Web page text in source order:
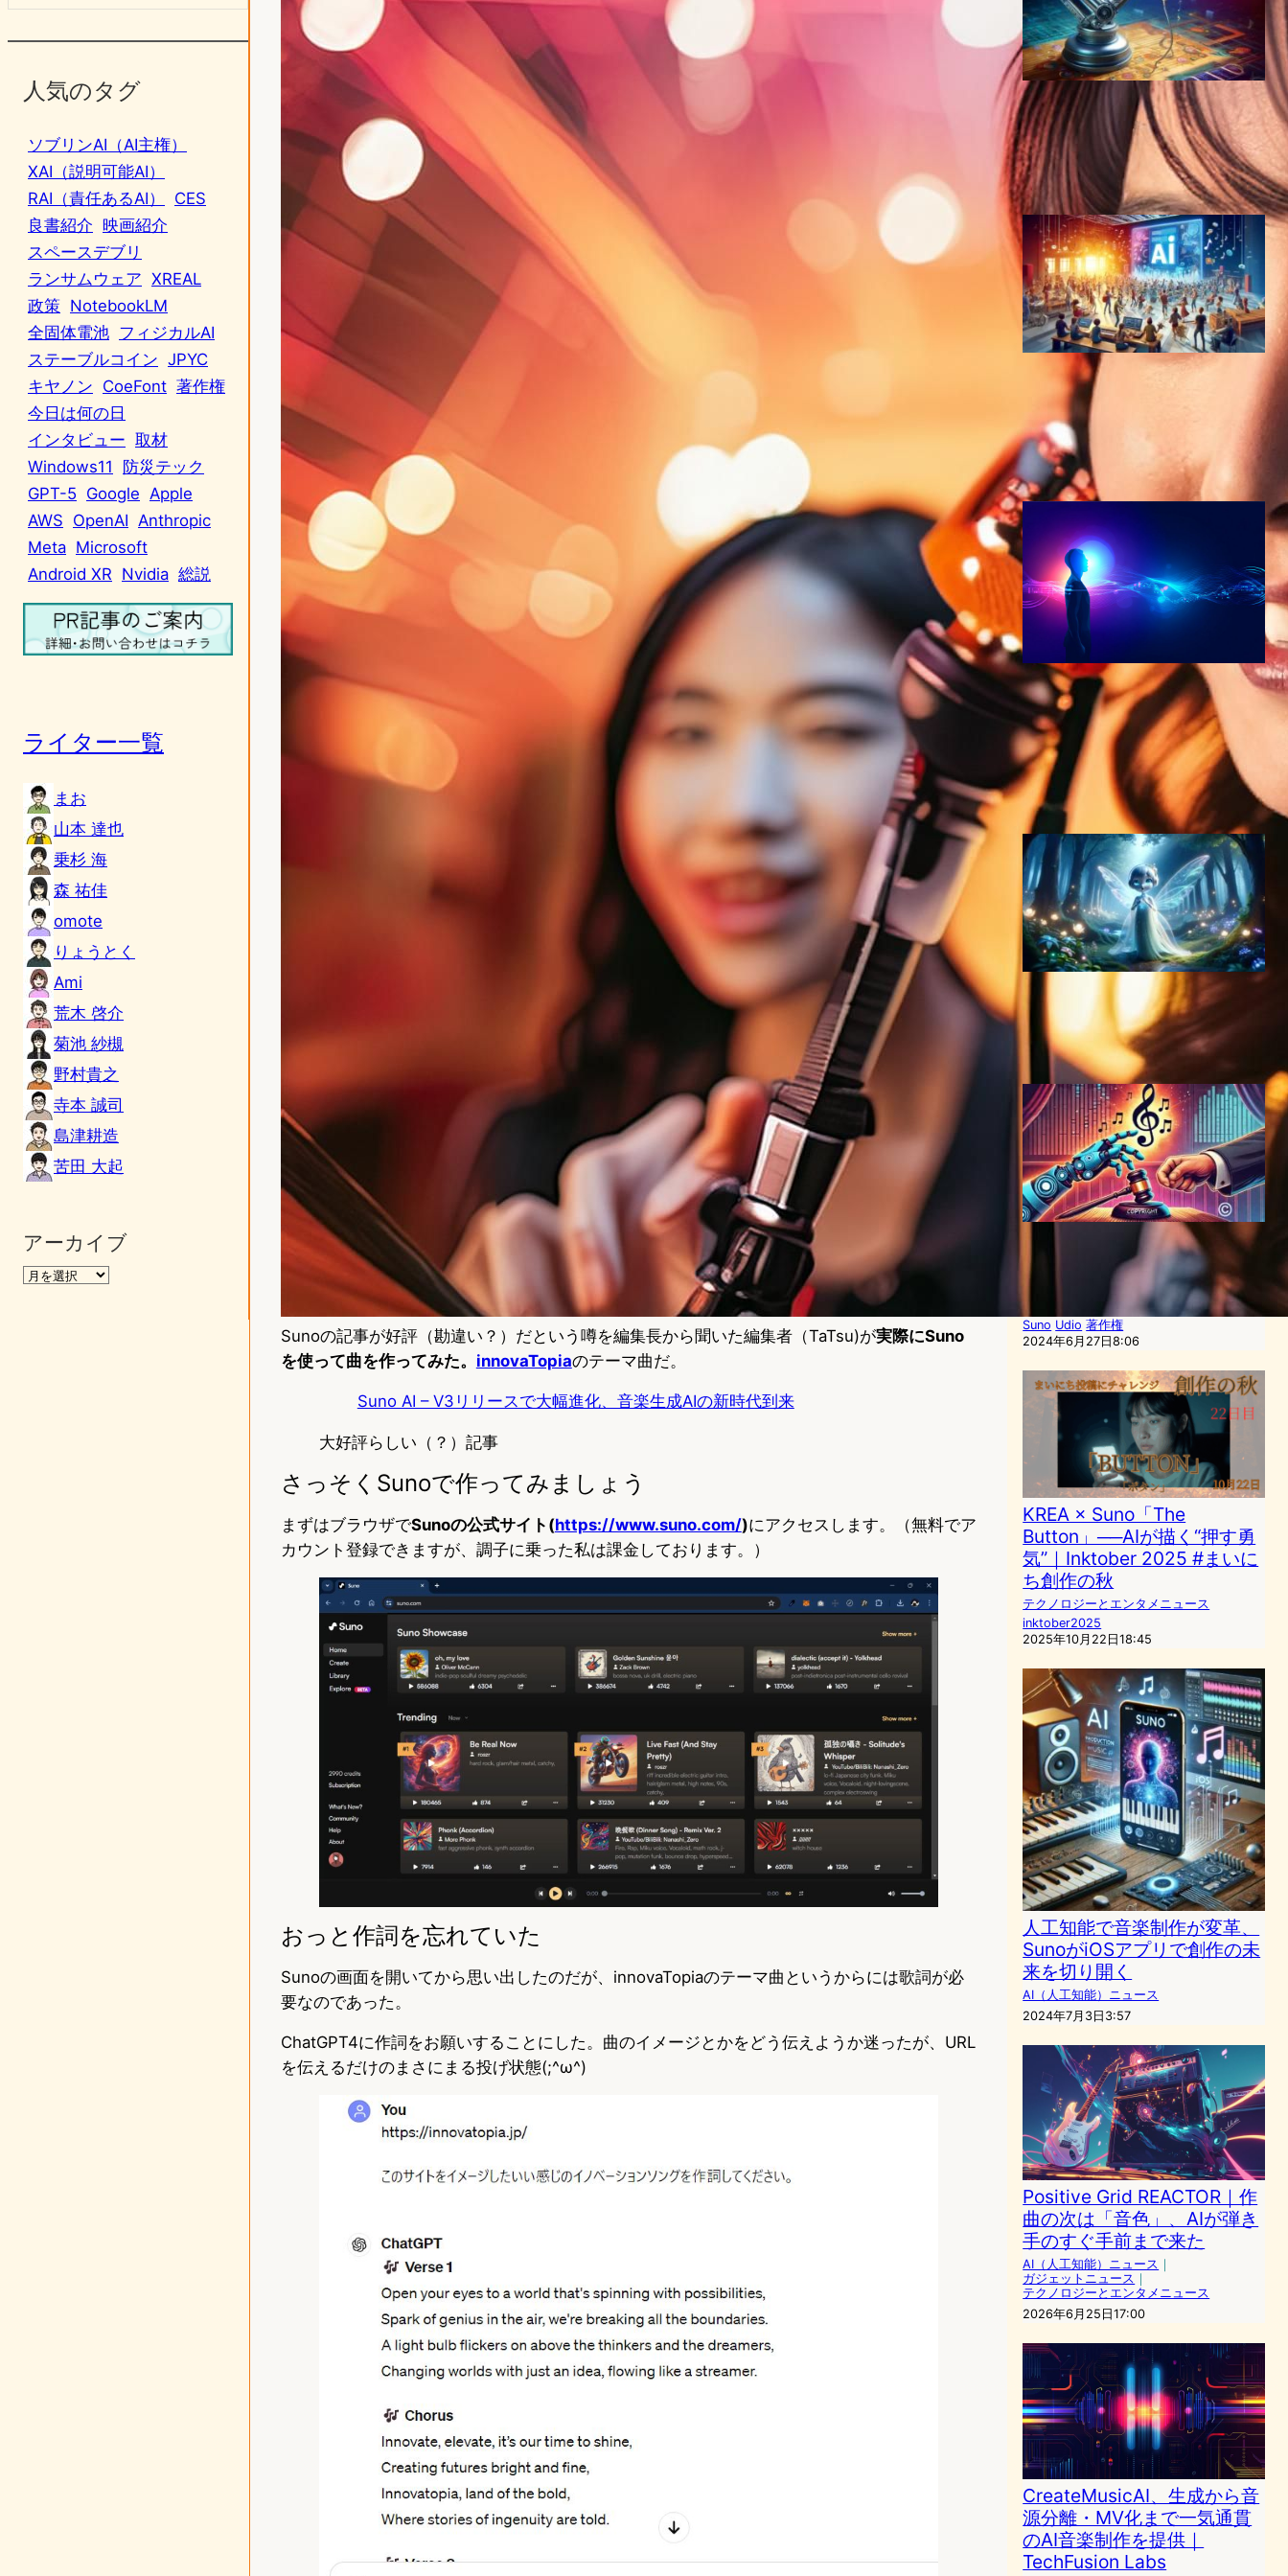
人気のタグ
ソブリンAI（AI主権）
XAI（説明可能AI）
RAI（責任あるAI）
CES
良書紹介 映画紹介
スペースデブリ
ランサムウェア XREAL
政策 NotebookLM
全固体電池 フィジカルAI
ステーブルコイン JPYC
キヤノン CoeFont 著作権
今日は何の日
インタビュー 取材
Windows11
防災テック
GPT-5 Google Apple
AWS OpenAI Anthropic
Meta Microsoft
Android XR Nvidia 総説
ライター一覧
まお
山本 達也
乗杉 海
森 祐佳
omote
りょうとく
Ami
荒木 啓介
菊池 紗槻
野村貴之
寺本 誠司
島津耕造
苦田 大起
アーカイブ
Sunoの記事が好評（勘違い？）だという噂を編集長から聞いた編集者（TaTsu)が実際にSuno
を使って曲を作ってみた。 innovaTopiaのテーマ曲だ。
Suno AI – V3リリースで大幅進化、音楽生成AIの新時代到来
大好評らしい（？）記事
さっそくSunoで作ってみましょう
まずはブラウザでSunoの公式サイト(https://www.suno.com/)にアクセスします。（無料でア
カウント登録できますが、調子に乗った私は課金しております。）
おっと作詞を忘れていた
Sunoの画面を開いてから思い出したのだが、innovaTopiaのテーマ曲というからには歌詞が必
要なのであった。
ChatGPT4に作詞をお願いすることにした。曲のイメージとかをどう伝えようか迷ったが、URL
を伝えるだけのまさにまる投げ状態(;^ω^)
音楽AIスタートアップ
Suno、1億2500万ドル調達
で未来の音楽を形作る
AI（人工知能）ニュース
2024年5月22日6:56
Suno AI – V3リリースで大幅
進化、音楽生成AIの新時代到
AI（人工知能）ニュース
editorial
2024年4月23日23:50
Suno v5.5、自分の声で音楽
を作る時代へ—Voices・カス
タムモデル・My Taste正式
リリース
AI（人工知能）ニュース
Suno
2026年3月28日10:35
音楽生成AI「Udio」リリース
ｰ元DeepMind研究者が開発ｰ
AI（人工知能）ニュース
2024年4月22日13:24
Suno Udio:音楽業界大手がAI
音楽生成ツールを提訴：著作
権侵害の疑いで
AI（人工知能）ニュース
Suno Udio 著作権
2024年6月27日8:06
KREA × Suno「The
Button」──AIが描く“押す勇
気”｜Inktober 2025 #まいに
ち創作の秋
テクノロジーとエンタメニュース
inktober2025
2025年10月22日18:45
人工知能で音楽制作が変革、
SunoがiOSアプリで創作の未
来を切り開く
AI（人工知能）ニュース
2024年7月3日3:57
Positive Grid REACTOR｜作
曲の次は「音色」、AIが弾き
手のすぐ手前まで来た
AI（人工知能）ニュース ｜
ガジェットニュース ｜
テクノロジーとエンタメニュース
2026年6月25日17:00
CreateMusicAI、生成から音
源分離・MV化まで一気通貫
のAI音楽制作を提供｜
TechFusion Labs